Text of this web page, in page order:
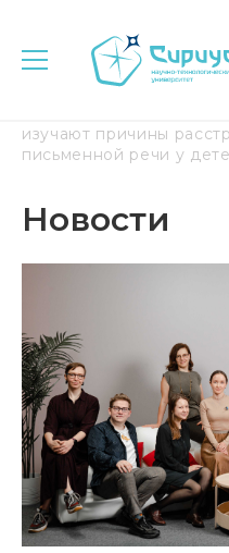
изучают причины
письменной речи у
Новости